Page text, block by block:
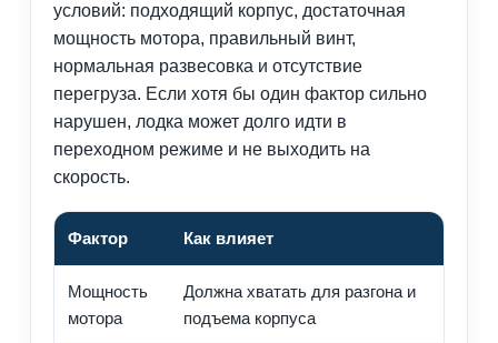
условий: подходящий корпус, достаточная
мощность мотора, правильный винт,
нормальная развесовка и отсутствие
перегруза. Если хотя бы один фактор сильно
нарушен, лодка может долго идти в
переходном режиме и не выходить на
скорость.
Фактор Как влияет
Мощность
мотора
Должна хватать для разгона и
подъема корпуса